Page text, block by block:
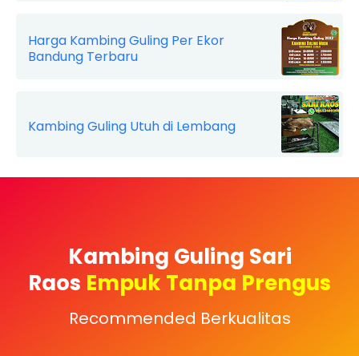
Harga Kambing Guling Per Ekor
Bandung Terbaru
Kambing Guling Utuh di Lembang
Kambing Guling Sari
Raos Empuk Tanpa Prengus
Recommended Berkualitas